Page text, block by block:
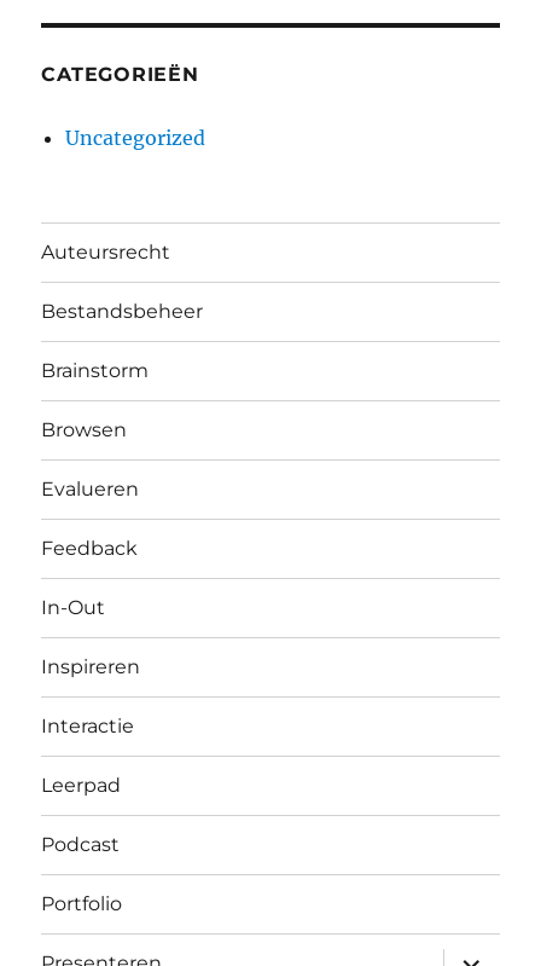
CATEGORIEËN
Uncategorized
Auteursrecht
Bestandsbeheer
Brainstorm
Browsen
Evalueren
Feedback
In-Out
Inspireren
Interactie
Leerpad
Podcast
Portfolio